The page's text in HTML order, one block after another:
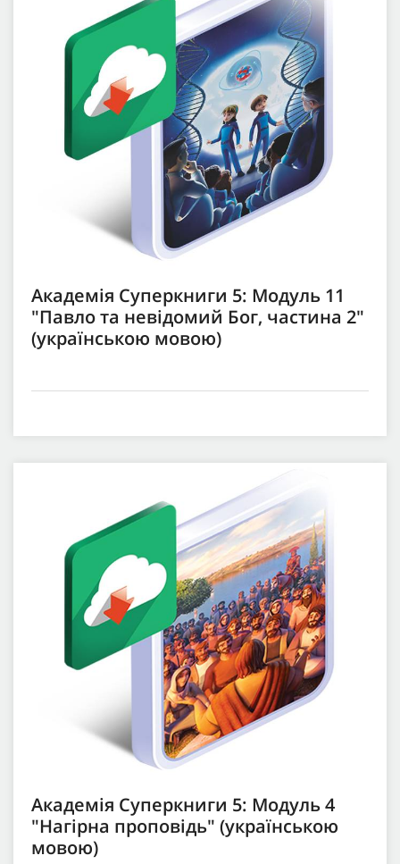
Академія Суперкниги 5: Модуль 11
"Павло та невідомий Бог, частина 2"
(українською мовою)
Академія Суперкниги 5: Модуль 4
"Нагірна проповідь" (українською
мовою)